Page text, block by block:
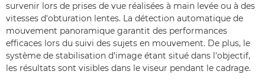
survenir lors de prises de vue réalisées à main levée ou à des
vitesses d'obturation lentes. La détection automatique de
mouvement panoramique garantit des performances
efficaces lors du suivi des sujets en mouvement. De plus, le
système de stabilisation d'image étant situé dans l'objectif,
les résultats sont visibles dans le viseur pendant le cadrage.